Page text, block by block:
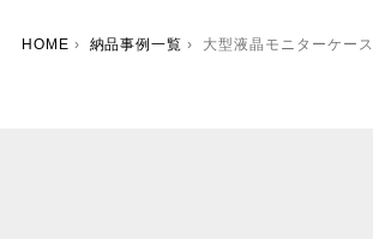
HOME › 納品事例一覧 › 大型液晶モニターケース